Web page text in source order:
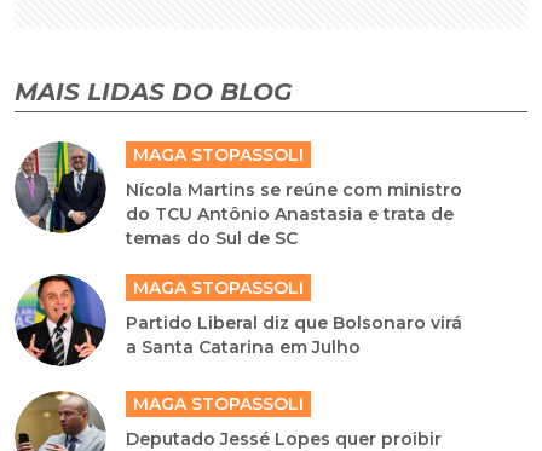
MAIS LIDAS DO BLOG
MAGA STOPASSOLI
Nícola Martins se reúne com ministro
do TCU Antônio Anastasia e trata de
temas do Sul de SC
MAGA STOPASSOLI
Partido Liberal diz que Bolsonaro virá
a Santa Catarina em Julho
MAGA STOPASSOLI
Deputado Jessé Lopes quer proibir